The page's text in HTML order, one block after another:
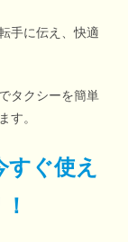
手に伝え、快適
タクシーを簡単
す。
すぐ使え